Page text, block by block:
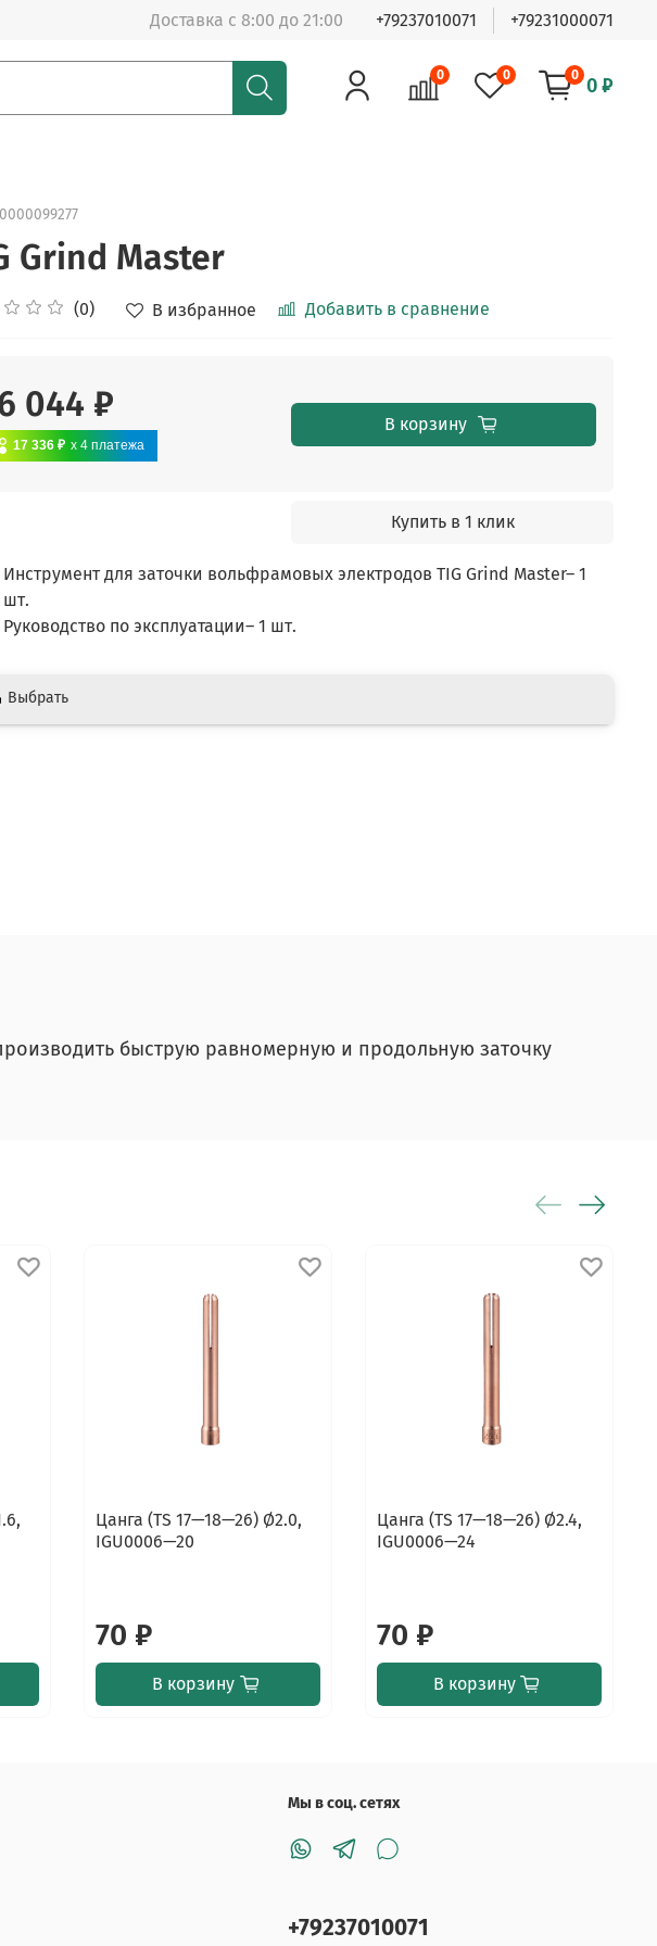
Доставка с 8:00 до 21:00 +79237010071 +79231000071
0 0 0 0 ₽
Grind Master
(0) В избранное Добавить в сравнение
044 ₽
17 336 ₽ x 4 платежа
В корзину
Купить в 1 клик
Инструмент для заточки вольфрамовых электродов TIG Grind Master– 1
шт.
Руководство по эксплуатации– 1 шт.
Выбрать
быструю равномерную и продольную заточку
Цанга (TS 17—18—26) Ø2.0,
IGU0006—20
70 ₽
В корзину
Цанга (TS 17—18—26) Ø2.4,
IGU0006—24
70 ₽
В корзину
Мы в соц. сетях
+79237010071